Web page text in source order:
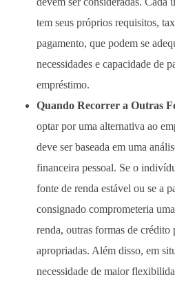
tem seus próprios requisitos,
pagamento, que podem se
necessidades e capacidade de
empréstimo.
Quando Recorrer a Outras
optar por uma alternativa ao
deve ser baseada em uma
financeira pessoal. Se o
fonte de renda estável ou se a
consignado comprometeria
renda, outras formas de crédito
apropriadas. Além disso, em
necessidade de maior